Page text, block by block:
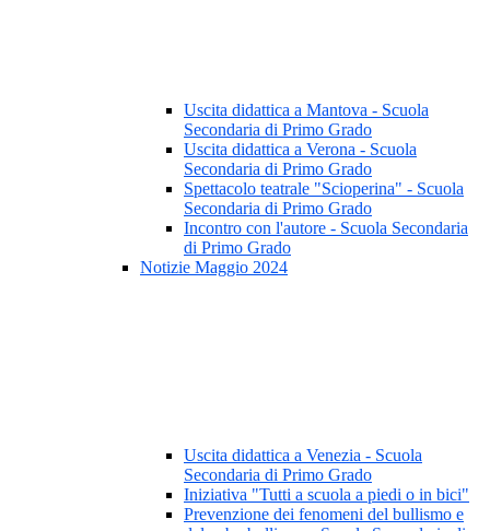
Uscita didattica a Mantova - Scuola
Secondaria di Primo Grado
Uscita didattica a Verona - Scuola
Secondaria di Primo Grado
Spettacolo teatrale "Scioperina" - Scuola
Secondaria di Primo Grado
Incontro con l'autore - Scuola Secondaria
di Primo Grado
Notizie Maggio 2024
Uscita didattica a Venezia - Scuola
Secondaria di Primo Grado
Iniziativa "Tutti a scuola a piedi o in bici"
Prevenzione dei fenomeni del bullismo e